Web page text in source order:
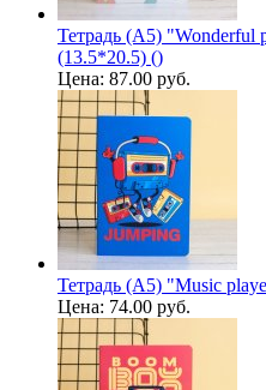
Тетрадь (A5) "Wonderful
(13.5*20.5) ()
Цена: 87.00 руб.
Тетрадь (A5) "Music
Цена: 74.00 руб.